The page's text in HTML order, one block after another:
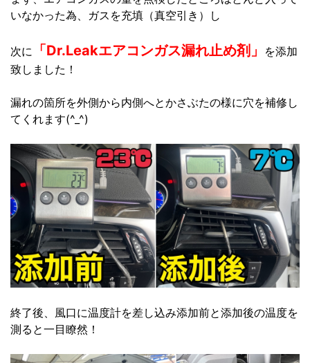
いなかった為、ガスを充填（真空引き）し
次に 「Dr.Leakエアコンガス漏れ止め剤」
を添加
致しました！
漏れの箇所を外側から内側へとかさぶたの様に穴を補修し
てくれます(^_^)
終了後、風口に温度計を差し込み添加前と添加後の温度を
測ると一目瞭然！